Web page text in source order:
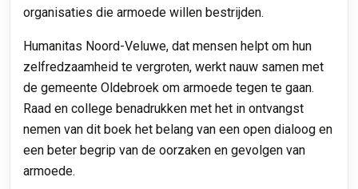
organisaties die armoede willen bestrijden.
Humanitas Noord-Veluwe, dat mensen helpt om hun
zelfredzaamheid te vergroten, werkt nauw samen met
de gemeente Oldebroek om armoede tegen te gaan.
Raad en college benadrukken met het in ontvangst
nemen van dit boek het belang van een open dialoog en
een beter begrip van de oorzaken en gevolgen van
armoede.